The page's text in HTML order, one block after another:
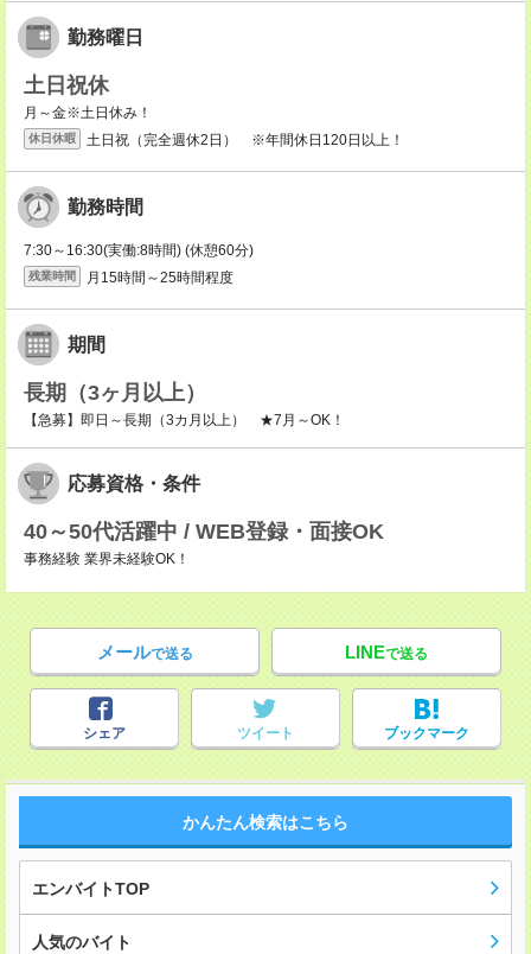
勤務曜日
土日祝休
月～金※土日休み！
休日休暇 土日祝（完全週休2日） ※年間休日120日以上！
勤務時間
7:30～16:30(実働:8時間) (休憩60分)
残業時間 月15時間～25時間程度
期間
長期（3ヶ月以上）
【急募】即日～長期（3カ月以上） ★7月～OK！
応募資格・条件
40～50代活躍中 / WEB登録・面接OK
事務経験 業界未経験OK！
メールで送る LINEで送る
シェア ツイート ブックマーク
かんたん検索はこちら
エンバイトTOP
人気のバイト